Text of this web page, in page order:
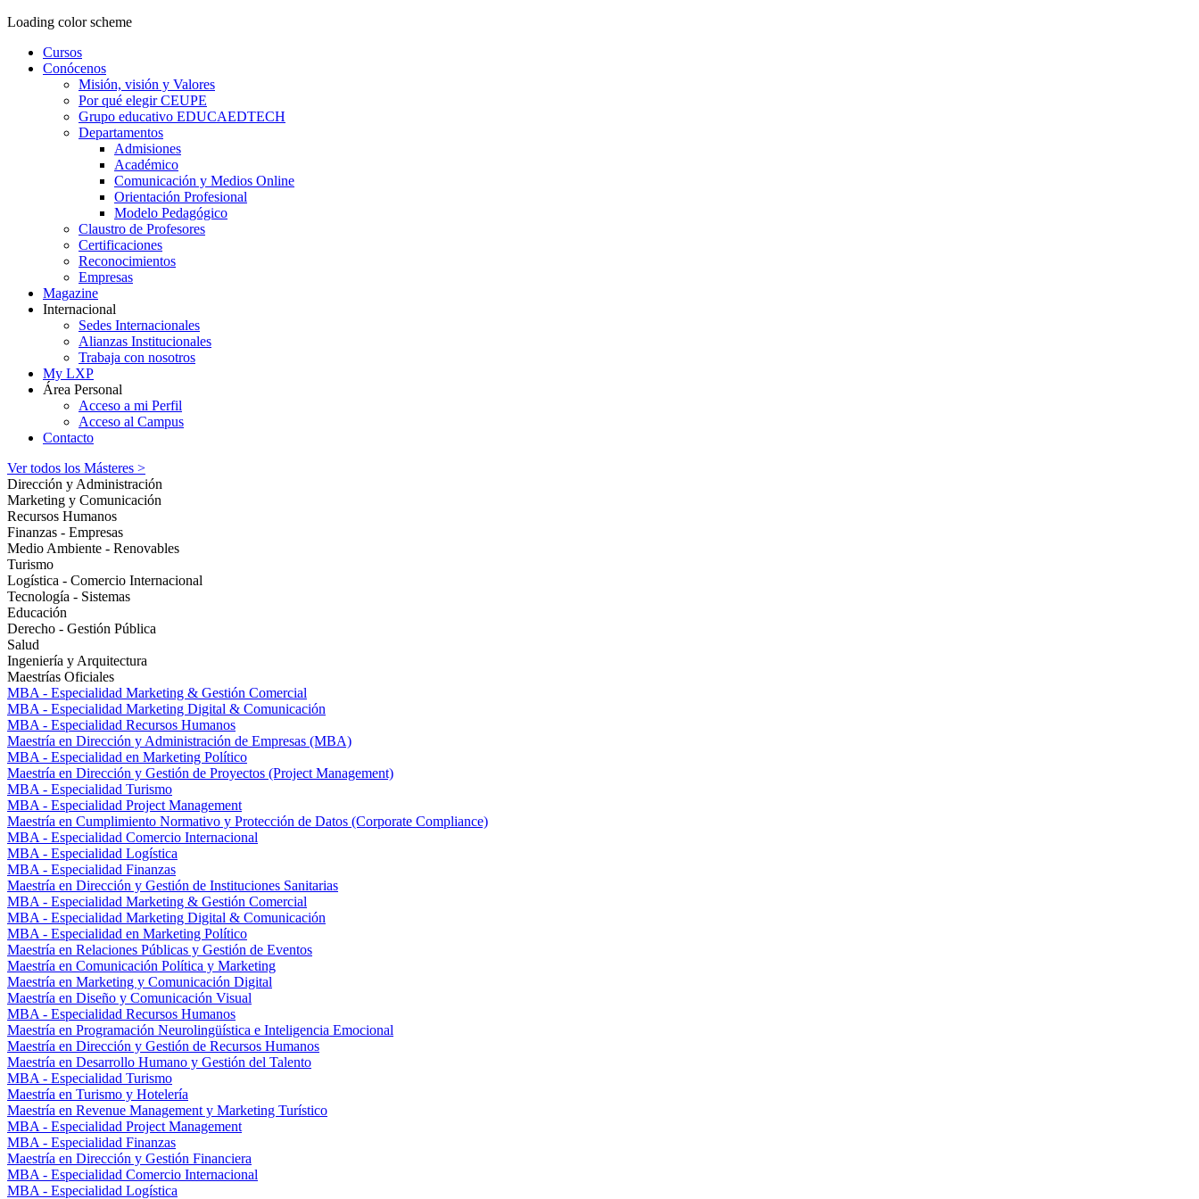
Loading color scheme
Cursos
Conócenos
Misión, visión y Valores
Por qué elegir CEUPE
Grupo educativo EDUCAEDTECH
Departamentos
Admisiones
Académico
Comunicación y Medios Online
Orientación Profesional
Modelo Pedagógico
Claustro de Profesores
Certificaciones
Reconocimientos
Empresas
Magazine
Internacional
Sedes Internacionales
Alianzas Institucionales
Trabaja con nosotros
My LXP
Área Personal
Acceso a mi Perfil
Acceso al Campus
Contacto
Ver todos los Másteres >
Dirección y Administración
Marketing y Comunicación
Recursos Humanos
Finanzas - Empresas
Medio Ambiente - Renovables
Turismo
Logística - Comercio Internacional
Tecnología - Sistemas
Educación
Derecho - Gestión Pública
Salud
Ingeniería y Arquitectura
Maestrías Oficiales
MBA - Especialidad Marketing & Gestión Comercial
MBA - Especialidad Marketing Digital & Comunicación
MBA - Especialidad Recursos Humanos
Maestría en Dirección y Administración de Empresas (MBA)
MBA - Especialidad en Marketing Político
Maestría en Dirección y Gestión de Proyectos (Project Management)
MBA - Especialidad Turismo
MBA - Especialidad Project Management
Maestría en Cumplimiento Normativo y Protección de Datos (Corporate Compliance)
MBA - Especialidad Comercio Internacional
MBA - Especialidad Logística
MBA - Especialidad Finanzas
Maestría en Dirección y Gestión de Instituciones Sanitarias
MBA - Especialidad Marketing & Gestión Comercial
MBA - Especialidad Marketing Digital & Comunicación
MBA - Especialidad en Marketing Político
Maestría en Relaciones Públicas y Gestión de Eventos
Maestría en Comunicación Política y Marketing
Maestría en Marketing y Comunicación Digital
Maestría en Diseño y Comunicación Visual
MBA - Especialidad Recursos Humanos
Maestría en Programación Neurolingüística e Inteligencia Emocional
Maestría en Dirección y Gestión de Recursos Humanos
Maestría en Desarrollo Humano y Gestión del Talento
MBA - Especialidad Turismo
Maestría en Turismo y Hotelería
Maestría en Revenue Management y Marketing Turístico
MBA - Especialidad Project Management
MBA - Especialidad Finanzas
Maestría en Dirección y Gestión Financiera
MBA - Especialidad Comercio Internacional
MBA - Especialidad Logística